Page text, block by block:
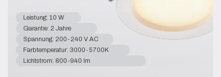
Leistung: 10 W
Garantie: 2 Jahre
Spannung: 200-240 V AC
Farbtemperatur: 3000-5700K
Lichtstrom: 800-940 lm